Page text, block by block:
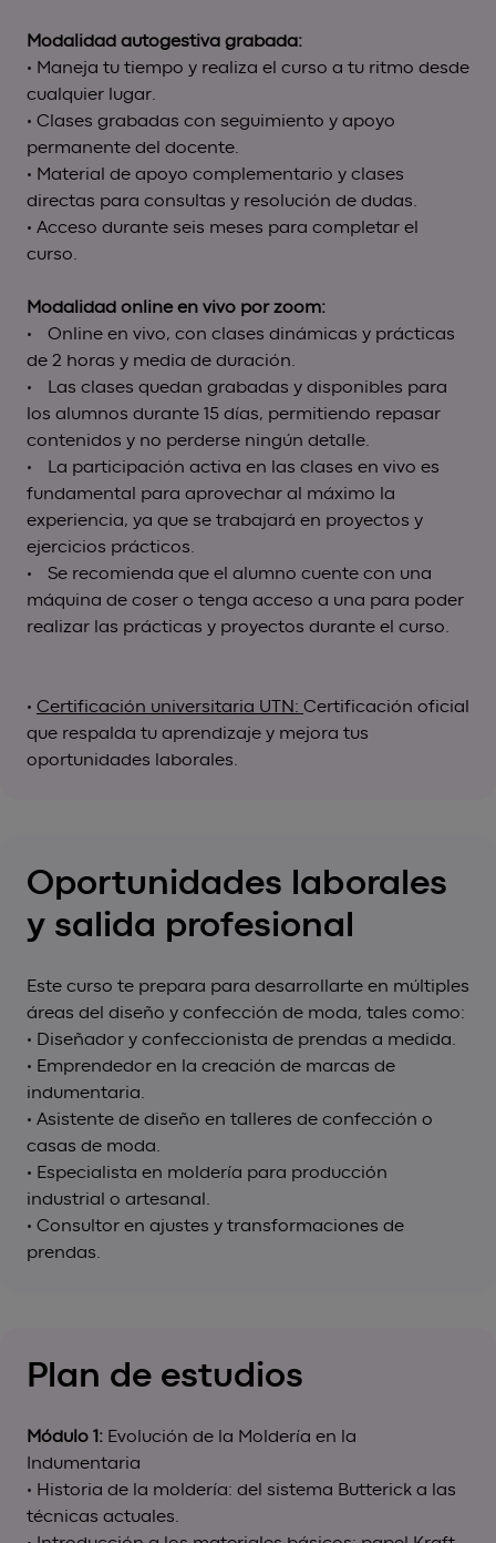
Modalidad autogestiva grabada:
• Maneja tu tiempo y realiza el curso a tu ritmo desde
cualquier lugar.
• Clases grabadas con seguimiento y apoyo
permanente del docente.
• Material de apoyo complementario y clases
directas para consultas y resolución de dudas.
• Acceso durante seis meses para completar el
curso.
Modalidad online en vivo por zoom:
• Online en vivo, con clases dinámicas y prácticas
de 2 horas y media de duración.
• Las clases quedan grabadas y disponibles para
los alumnos durante 15 días, permitiendo repasar
contenidos y no perderse ningún detalle.
• La participación activa en las clases en vivo es
fundamental para aprovechar al máximo la
experiencia, ya que se trabajará en proyectos y
ejercicios prácticos.
• Se recomienda que el alumno cuente con una
máquina de coser o tenga acceso a una para poder
realizar las prácticas y proyectos durante el curso.
• Certificación universitaria UTN: Certificación oficial
que respalda tu aprendizaje y mejora tus
oportunidades laborales.
Oportunidades laborales
y salida profesional
Este curso te prepara para desarrollarte en múltiples
áreas del diseño y confección de moda, tales como:
• Diseñador y confeccionista de prendas a medida.
• Emprendedor en la creación de marcas de
indumentaria.
• Asistente de diseño en talleres de confección o
casas de moda.
• Especialista en moldería para producción
industrial o artesanal.
• Consultor en ajustes y transformaciones de
prendas.
Plan de estudios
Módulo 1: Evolución de la Moldería en la
Indumentaria
• Historia de la moldería: del sistema Butterick a las
técnicas actuales.